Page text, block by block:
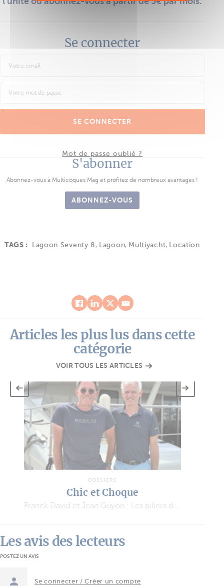
Se connecter
SE CONNECTER
Mot de passe oublié ?
S'abonner
Abonnez-vous à Multicoques Mag et profitez de nombreux avantages !
ABONNEZ-VOUS
TAGS : Lagoon Seventy 8 , Lagoon, Multiyacht, Location
Articles les plus lus dans cette
catégorie
VOIR TOUS LES ARTICLES
DOSSIERS
Chic et Choque
Franck David et Jean Guyon : Les piliers de l’aventure MODX
Les avis des lecteurs
POSTEZ UN AVIS
Se connecter / Créer un compte